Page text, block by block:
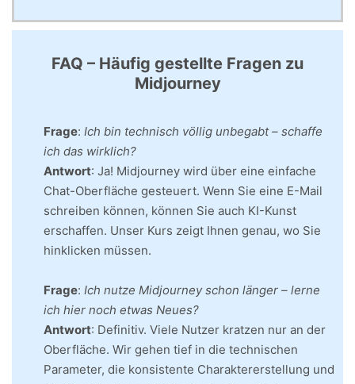
FAQ – Häufig gestellte Fragen zu
Midjourney
Frage: Ich bin technisch völlig unbegabt – schaffe
ich das wirklich?
Antwort: Ja! Midjourney wird über eine einfache
Chat-Oberfläche gesteuert. Wenn Sie eine E-Mail
schreiben können, können Sie auch KI-Kunst
erschaffen. Unser Kurs zeigt Ihnen genau, wo Sie
hinklicken müssen.
Frage: Ich nutze Midjourney schon länger – lerne
ich hier noch etwas Neues?
Antwort: Definitiv. Viele Nutzer kratzen nur an der
Oberfläche. Wir gehen tief in die technischen
Parameter, die konsistente Charaktererstellung und